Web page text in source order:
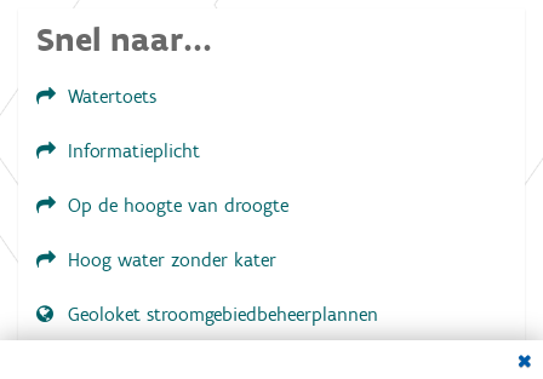
Snel naar...
Watertoets
Informatieplicht
Op de hoogte van droogte
Hoog water zonder kater
Geoloket stroomgebiedbeheerplannen